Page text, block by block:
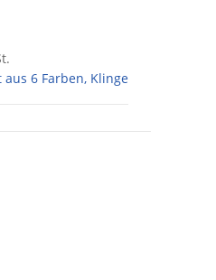
aus 6 Farben, Klinge